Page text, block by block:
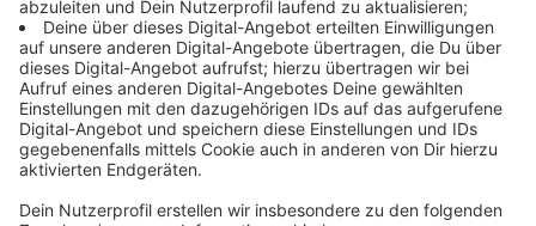
Kreisdirektor Sebastian Arlt freut sich auf seinen
neuen Posten. An seinem ersten Arbeitstag
gestern sagte er: "Ab jetzt ist es an mir, das mir
entgegengebrachte Vertrauen mit guter, solider
und engagierter Arbeit für den Kreis, seine Städte
und insbesondere für die Bürgerinnen und Bürger